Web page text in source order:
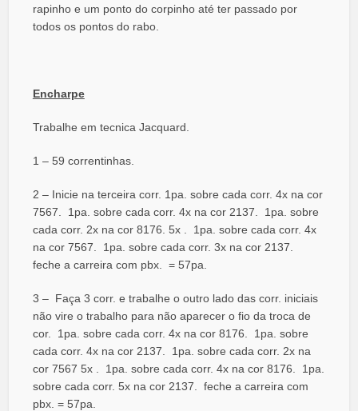
rapinho e um ponto do corpinho até ter passado por
todos os pontos do rabo.
Encharpe
Trabalhe em tecnica Jacquard.
1 – 59 correntinhas.
2 – Inicie na terceira corr. 1pa. sobre cada corr. 4x na cor
7567. 1pa. sobre cada corr. 4x na cor 2137. 1pa. sobre
cada corr. 2x na cor 8176. 5x . 1pa. sobre cada corr. 4x
na cor 7567. 1pa. sobre cada corr. 3x na cor 2137.
feche a carreira com pbx. = 57pa.
3 – Faça 3 corr. e trabalhe o outro lado das corr. iniciais
não vire o trabalho para não aparecer o fio da troca de
cor. 1pa. sobre cada corr. 4x na cor 8176. 1pa. sobre
cada corr. 4x na cor 2137. 1pa. sobre cada corr. 2x na
cor 7567 5x . 1pa. sobre cada corr. 4x na cor 8176. 1pa.
sobre cada corr. 5x na cor 2137. feche a carreira com
pbx. = 57pa.